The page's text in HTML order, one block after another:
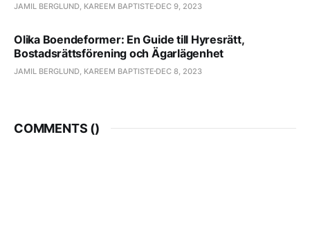
JAMIL BERGLUND, KAREEM BAPTISTE DEC 9, 2023
Olika Boendeformer: En Guide till Hyresrätt,
Bostadsrättsförening och Ägarlägenhet
JAMIL BERGLUND, KAREEM BAPTISTE DEC 8, 2023
COMMENTS ()